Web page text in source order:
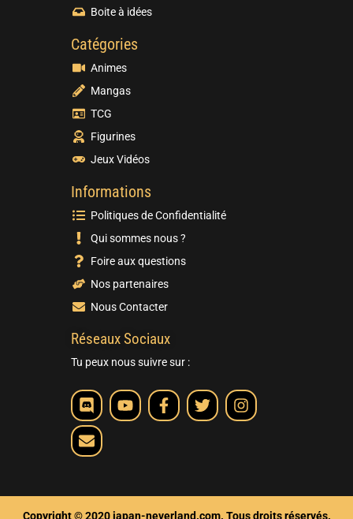
Boite à idées
Catégories
Animes
Mangas
TCG
Figurines
Jeux Vidéos
Informations
Politiques de Confidentialité
Qui sommes nous ?
Foire aux questions
Nos partenaires
Nous Contacter
Réseaux Sociaux
Tu peux nous suivre sur :
Copyright © 2020 japan-neverland.com. Tous droits réservés.